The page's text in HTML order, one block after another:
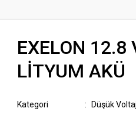
EXELON 12.8
LİTYUM AKÜ
Kategori
Düşük